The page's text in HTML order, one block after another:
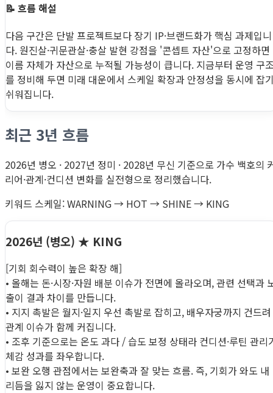
📝 흐름 해설
다음 구간은 단발 프로젝트보다 장기 IP·브랜드화가 핵심 과제입니
다. 원진살·귀문관살·충살 발현 강점을 '콘셉트 자산'으로 고정하면
이름 자체가 자산으로 누적될 가능성이 큽니다. 지금부터 운영 구
를 정비해 두면 미래 대운에서 스케일 확장과 안정성을 동시에 잡
쉬워집니다.
최근 3년 흐름
2026년 병오 · 2027년 정미 · 2028년 무신 기준으로 가수 백호의
리어·관계·컨디션 변화를 실전형으로 정리했습니다.
키워드 스케일: WARNING → HOT → SHINE → KING
2026년 (병오) ★ KING
[기회 회수력이 높은 확장 해]
• 올해는 돈·시장·자원 배분 이슈가 전면에 올라오며, 관련 선택과
출이 결과 차이를 만듭니다.
• 지지 촉발은 월지·일지 우선 촉발로 잡히고, 배우자궁까지 건드려
관계 이슈가 함께 커집니다.
• 조후 기준으로는 온도 과다 / 습도 보정 상태라 컨디션·루틴 관리
체감 성과를 좌우합니다.
• 보완 오행 관점에서는 보완축과 잘 맞는 흐름. 즉, 기회가 와도 내
리듬을 잃지 않는 운영이 중요합니다.